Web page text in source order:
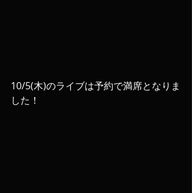
10/5(木)のライブは予約で満席となりま
した！